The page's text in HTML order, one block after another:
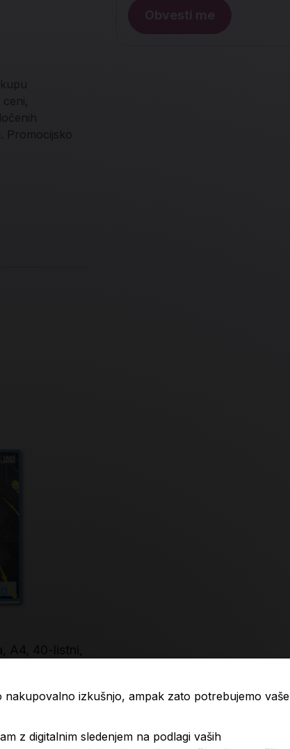
Promocijsko
Obvesti me
A4, 40-listni,
1,99 €
izkušnjo, ampak zato potrebujemo vaše
z digitalnim sledenjem na podlagi vaših